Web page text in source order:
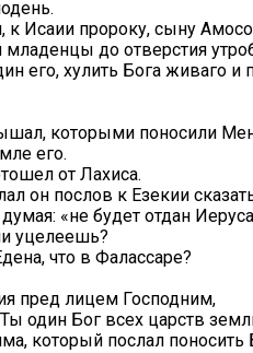
к Исаии пророку, сыну
до отверстия
его, хулить Бога живаго и
которыми поносили
его.
от Лахиса.
он послов к Езекии
«не будет отдан
уцелеешь?
что в Фалассаре?
пред лицем Господним,
один Бог всех царств
который послал поносить